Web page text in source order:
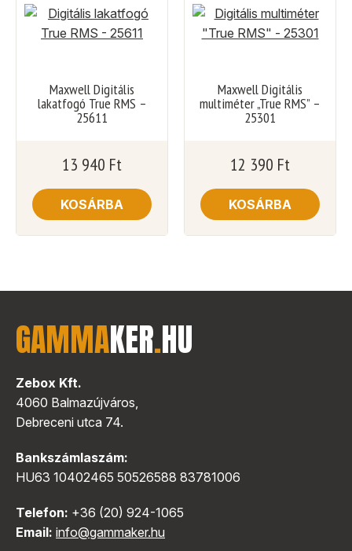
Maxwell Digitális
lakatfogó True RMS –
25611
13 940 Ft
KOSÁRBA
Maxwell Digitális
multiméter „True RMS” –
25301
12 390 Ft
KOSÁRBA
GAMMAKER.HU
Zebox Kft.
4060 Balmazújváros,
Debreceni utca 74.
Bankszámlaszám:
HU63 10402465 50526588 83781006
Telefon: +36 (20) 924-1065
Email: info@gammaker.hu